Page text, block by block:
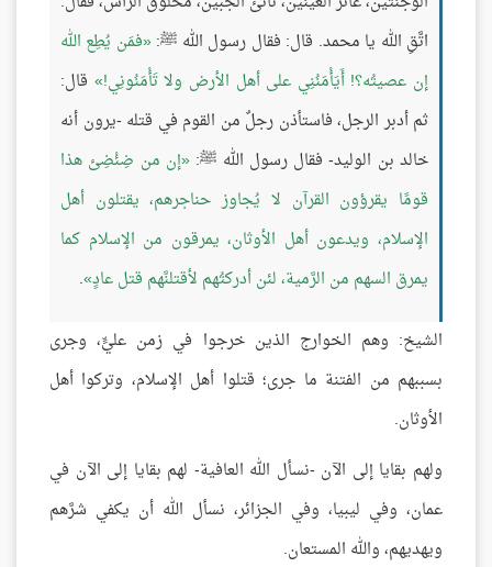
اتَّقِ الله يا محمد. قال: فقال رسول الله ﷺ: فمَن يُطِع الله
إن عصيتُه؟! أَيَأْمَنُنِي على أهل الأرض ولا تَأْمَنُونِي! قال:
ثم أدبر الرجل، فاستأذن رجلٌ من القوم في قتله -يرون أنه
خالد بن الوليد- فقال رسول الله ﷺ: إن من ضِئْضِئ هذا
قومًا يقرؤون القرآن لا يُجاوز حناجرهم، يقتلون أهل
الإسلام، ويدعون أهل الأوثان، يمرقون من الإسلام كما
يمرق السهم من الرَّمية، لئن أدركتُهم لأقتلنَّهم قتل عادٍ .
الشيخ: وهم الخوارج الذين خرجوا في زمن عليٍّ، وجرى
بسببهم من الفتنة ما جرى؛ قتلوا أهل الإسلام، وتركوا أهل
الأوثان.
ولهم بقايا إلى الآن -نسأل الله العافية- لهم بقايا إلى الآن في
عمان، وفي ليبيا، وفي الجزائر، نسأل الله أن يكفي شرَّهم
ويهديهم، والله المستعان.